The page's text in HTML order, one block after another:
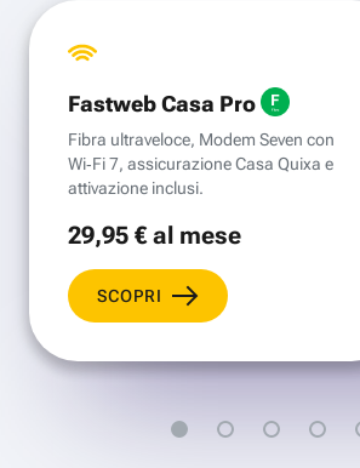
Fastweb Casa Pro
Fibra ultraveloce, Modem Seven con
Wi‑Fi 7, assicurazione Casa Quixa e
attivazione inclusi.
29,95 €al mese
SCOPRI